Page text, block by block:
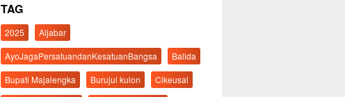
TAG
2025
Aljabar
AyoJagaPersatuandanKesatuanBangsa
Balida
Bupati Majalengka
Burujul kulon
Cikeusal